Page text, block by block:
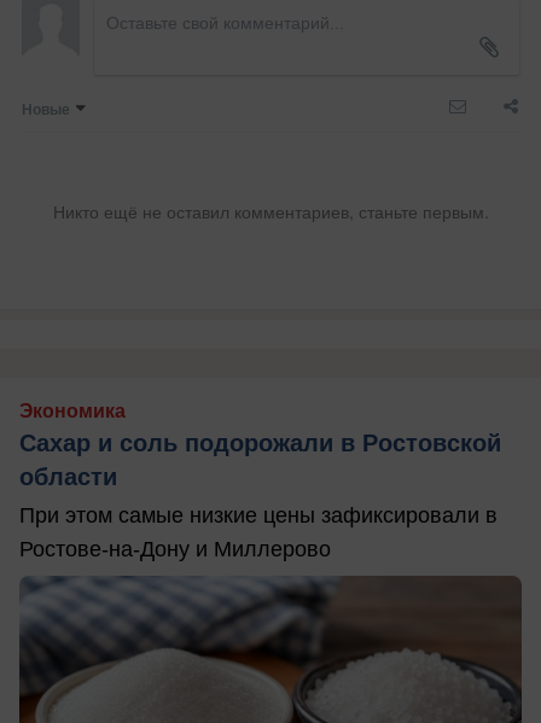
Новые
Никто ещё не оставил комментариев, станьте первым.
Экономика
Сахар и соль подорожали в Ростовской
области
При этом самые низкие цены зафиксировали в
Ростове-на-Дону и Миллерово